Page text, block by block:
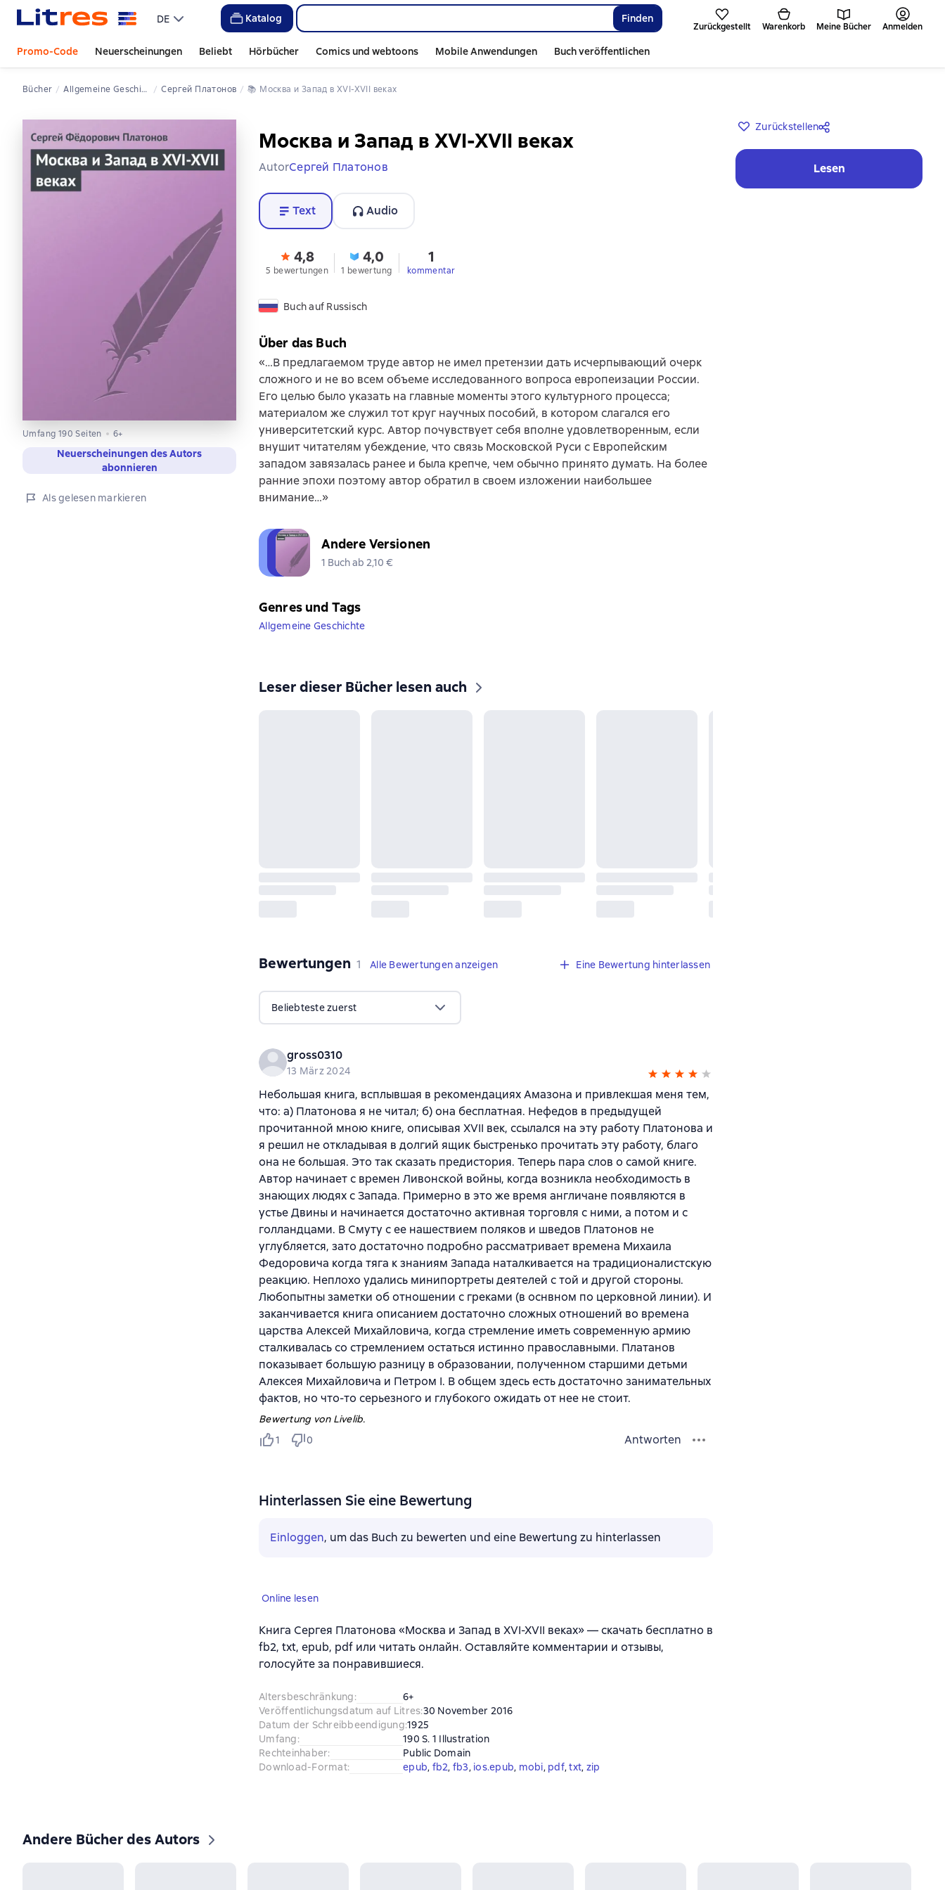
DE Katalog Finden
Zurückgestellt Warenkorb Meine Bücher Anmelden
Promo-Code Neuerscheinungen Beliebt Hörbücher Comics und webtoons Mobile Anwendungen Buch veröffentlichen
Bücher Allgemeine Geschichte Сергей Платонов 📚 Москва и Запад в XVI-XVII веках
Umfang 190 Seiten 6+
Neuerscheinungen des Autors
abonnieren
Als gelesen markieren
Москва и Запад в XVI-XVII веках
AutorСергей Платонов
Text Audio
4,8
5 bewertungen
4,0
1 bewertung
1
kommentar
Buch auf Russisch
Zurückstellen
Lesen
Über das Buch
«…В предлагаемом труде автор не имел претензии дать исчерпывающий очерк
сложного и не во всем объеме исследованного вопроса европеизации России.
Его целью было указать на главные моменты этого культурного процесса;
материалом же служил тот круг научных пособий, в котором слагался его
университетский курс. Автор почувствует себя вполне удовлетворенным, если
внушит читателям убеждение, что связь Московской Руси с Европейским
западом завязалась ранее и была крепче, чем обычно принято думать. На более
ранние эпохи поэтому автор обратил в своем изложении наибольшее
внимание…»
Andere Versionen
1 Buch ab 2,10 €
Genres und Tags
Allgemeine Geschichte
Leser dieser Bücher lesen auch
Bewertungen 1 Bewertung
1 Alle Bewertungen anzeigen Eine Bewertung hinterlassen
Beliebteste zuerst
gross0310
13 März 2024
Небольшая книга, всплывшая в рекомендациях Амазона и привлекшая меня тем,
что: а) Платонова я не читал; б) она бесплатная. Нефедов в предыдущей
прочитанной мною книге, описывая XVII век, ссылался на эту работу Платонова и
я решил не откладывая в долгий ящик быстренько прочитать эту работу, благо
она не большая. Это так сказать предистория. Теперь пара слов о самой книге.
Автор начинает с времен Ливонской войны, когда возникла необходимость в
знающих людях с Запада. Примерно в это же время англичане появляются в
устье Двины и начинается достаточно активная торговля с ними, а потом и с
голландцами. В Смуту с ее нашествием поляков и шведов Платонов не
углубляется, зато достаточно подробно рассматривает времена Михаила
Федоровича когда тяга к знаниям Запада наталкивается на традиционалистскую
реакцию. Неплохо удались минипортреты деятелей с той и другой стороны.
Любопытны заметки об отношении с греками (в оснвном по церковной линии). И
заканчивается книга описанием достаточно сложных отношений во времена
царства Алексей Михайловича, когда стремление иметь современную армию
сталкивалась со стремлением остаться истинно православными. Платанов
показывает большую разницу в образовании, полученном старшими детьми
Алексея Михайловича и Петром I. В общем здесь есть достаточно занимательных
фактов, но что-то серьезного и глубокого ожидать от нее не стоит.
Bewertung von Livelib.
1
0 Antworten
Hinterlassen Sie eine Bewertung
Einloggen, um das Buch zu bewerten und eine Bewertung zu hinterlassen
Online lesen
Книга Сергея Платонова «Москва и Запад в XVI-XVII веках» — скачать бесплатно в
fb2, txt, epub, pdf или читать онлайн. Оставляйте комментарии и отзывы,
голосуйте за понравившиеся.
Altersbeschränkung:
6+
Veröffentlichungsdatum auf Litres:30 November 2016
Datum der Schreibbeendigung:1925
Umfang:
190 S. 1 Illustration
Rechteinhaber:
Public Domain
Download-Format: epub, fb2, fb3, ios.epub, mobi, pdf, txt, zip
Andere Bücher des Autors